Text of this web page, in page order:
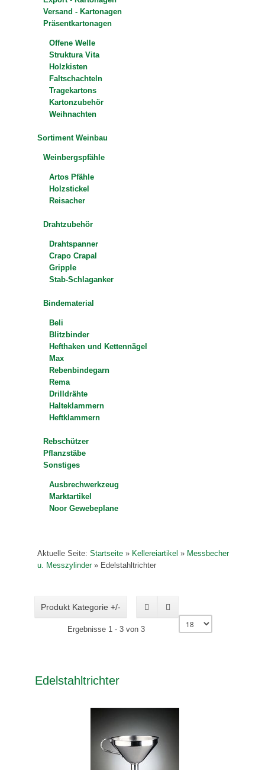
Versand - Kartonagen
Präsentkartonagen
Offene Welle
Struktura Vita
Holzkisten
Faltschachteln
Tragekartons
Kartonzubehör
Weihnachten
Sortiment Weinbau
Weinbergspfähle
Artos Pfähle
Holzstickel
Reisacher
Drahtzubehör
Drahtspanner
Crapo Crapal
Gripple
Stab-Schlaganker
Bindematerial
Beli
Blitzbinder
Hefthaken und Kettennägel
Max
Rebenbindegarn
Rema
Drilldrähte
Halteklammern
Heftklammern
Rebschützer
Pflanzstäbe
Sonstiges
Ausbrechwerkzeug
Marktartikel
Noor Gewebeplane
Aktuelle Seite:Startseite » Kellereiartikel » Messbecher
u. Messzylinder» Edelstahltrichter
Produkt Kategorie +/-
Ergebnisse 1 - 3 von 3
Edelstahltrichter